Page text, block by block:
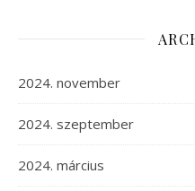
2024. november
2024. szeptember
2024. március